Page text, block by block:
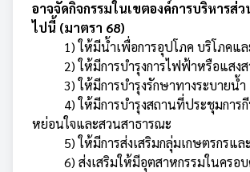
อาจจัดกิจกรรมในเขตองค์การบริหารส่
ไปนี้ (มาตรา 68)
1) ให้มีน้ำเพื่อการอุปโภค บริโภคแล
2) ให้มีการบำรุงการไฟฟ้าหรือแสงส
3) ให้มีการบำรุงรักษาทางระบายน้ำ
4) ให้มีการบำรุงสถานที่ประชุมการกี
หย่อนใจและสวนสาธารณะ
5) ให้มีการส่งเสริมกลุ่มเกษตรกรแล
6) ส่งเสริมให้มีอุตสาหกรรมในครอบ